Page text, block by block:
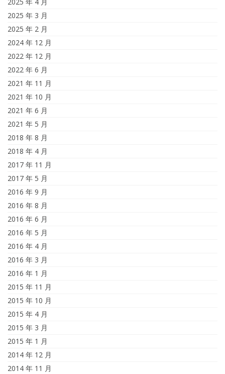
2025 年 3 月
2025 年 2 月
2024 年 12 月
2022 年 12 月
2022 年 6 月
2021 年 11 月
2021 年 10 月
2021 年 6 月
2021 年 5 月
2018 年 8 月
2018 年 4 月
2017 年 11 月
2017 年 5 月
2016 年 9 月
2016 年 8 月
2016 年 6 月
2016 年 5 月
2016 年 4 月
2016 年 3 月
2016 年 1 月
2015 年 11 月
2015 年 10 月
2015 年 4 月
2015 年 3 月
2015 年 1 月
2014 年 12 月
2014 年 11 月